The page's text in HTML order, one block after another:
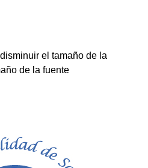
disminuir el tamaño de la
de la fuente